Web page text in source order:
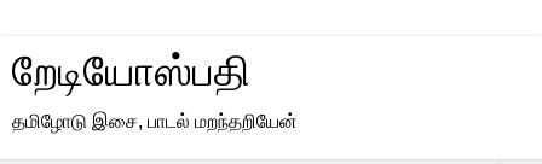
றேடியோஸ்பதி
தமிழோடு இசை, பாடல் மறந்தறியேன்